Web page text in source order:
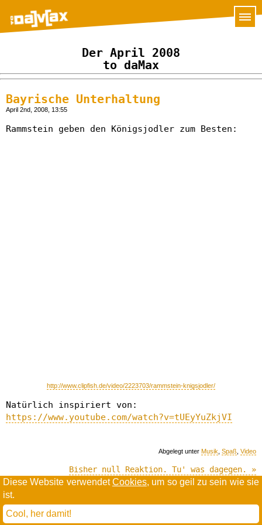
Diese Website verwendetCookies, um so geil zu sein wie sie
ist.
Cool, her damit!
Der April 2008
to daMax
Bayrische Unterhaltung
April 2nd, 2008, 13:55
Rammstein geben den Königsjodler zum Besten:
http://www.clipfish.de/video/2223703/rammstein-knigsjodler/
Natürlich inspiriert von:
https://www.youtube.com/watch?v=tUEyYuZkjVI
Abgelegt unter Musik Spaß Video
Bisher null Reaktion. Tu' was dagegen. »
todamax rennt aufwordpress
(mit minimalen anpassungen in oberlängen und kerning)